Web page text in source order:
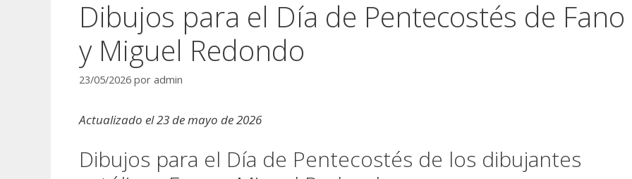
Dibujos para el Día de Pentecostés de Fano
y Miguel Redondo
23/05/2026 por admin
Actualizado el 23 de mayo de 2026
Dibujos para el Día de Pentecostés de los dibujantes